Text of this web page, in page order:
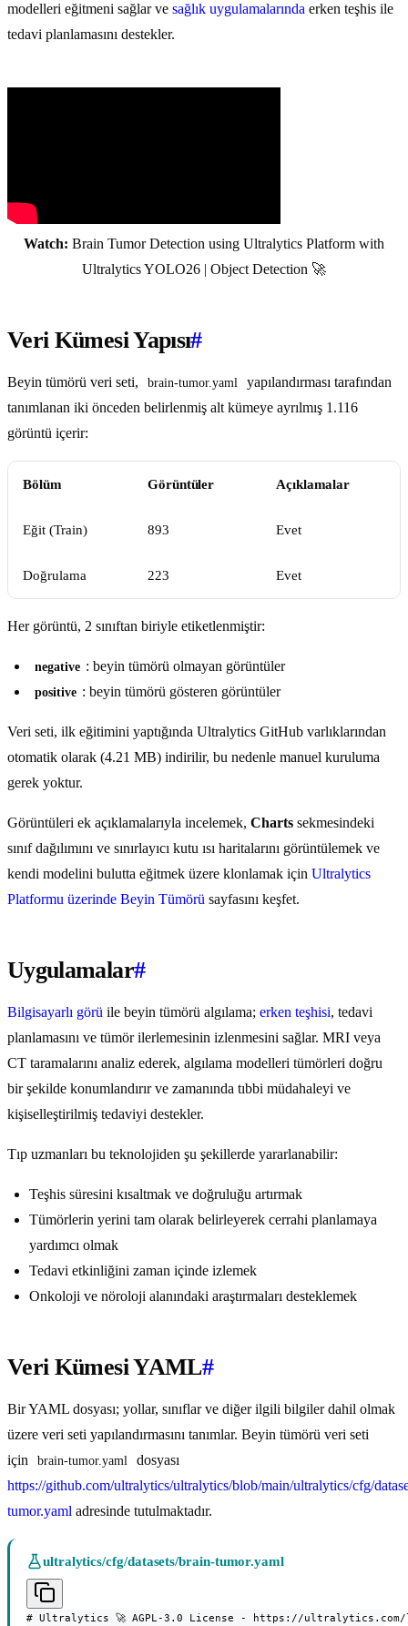
modelleri eğitmeni sağlar ve sağlık uygulamalarında erken teşhis ile
tedavi planlamasını destekler.
Watch: Brain Tumor Detection using Ultralytics Platform with
Ultralytics YOLO26 | Object Detection 🚀
Veri Kümesi Yapısı#
Beyin tümörü veri seti, brain-tumor.yaml
yapılandırması tarafından
tanımlanan iki önceden belirlenmiş alt kümeye ayrılmış 1.116
görüntü içerir:
Bölüm Görüntüler Açıklamalar
Eğit (Train) 893 Evet
Doğrulama 223 Evet
Her görüntü, 2 sınıftan biriyle etiketlenmiştir:
negative : beyin tümörü olmayan görüntüler
positive : beyin tümörü gösteren görüntüler
Veri seti, ilk eğitimini yaptığında Ultralytics GitHub varlıklarından
otomatik olarak (4.21 MB) indirilir, bu nedenle manuel kuruluma
gerek yoktur.
Görüntüleri ek açıklamalarıyla incelemek, Charts sekmesindeki
sınıf dağılımını ve sınırlayıcı kutu ısı haritalarını görüntülemek ve
kendi modelini bulutta eğitmek üzere klonlamak için Ultralytics
Platformu üzerinde Beyin Tümörü sayfasını keşfet.
Uygulamalar#
Bilgisayarlı görü ile beyin tümörü algılama; erken teşhisi, tedavi
planlamasını ve tümör ilerlemesinin izlenmesini sağlar. MRI veya
CT taramalarını analiz ederek, algılama modelleri tümörleri doğru
bir şekilde konumlandırır ve zamanında tıbbi müdahaleyi ve
kişiselleştirilmiş tedaviyi destekler.
Tıp uzmanları bu teknolojiden şu şekillerde yararlanabilir:
Teşhis süresini kısaltmak ve doğruluğu artırmak
Tümörlerin yerini tam olarak belirleyerek cerrahi planlamaya
yardımcı olmak
Tedavi etkinliğini zaman içinde izlemek
Onkoloji ve nöroloji alanındaki araştırmaları desteklemek
Veri Kümesi YAML#
Bir YAML dosyası; yollar, sınıflar ve diğer ilgili bilgiler dahil olmak
üzere veri seti yapılandırmasını tanımlar. Beyin tümörü veri seti
için
brain-tumor.yaml
dosyası
https://github.com/ultralytics/ultralytics/blob/main/ultralytics/cfg/
tumor.yaml adresinde tutulmaktadır.
ultralytics/cfg/datasets/brain-tumor.yaml
# Ultralytics 🚀 AGPL-3.0 License - https://ultralytics.com/